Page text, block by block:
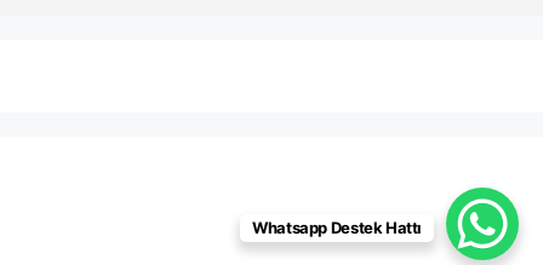
Whatsapp Destek Hattı